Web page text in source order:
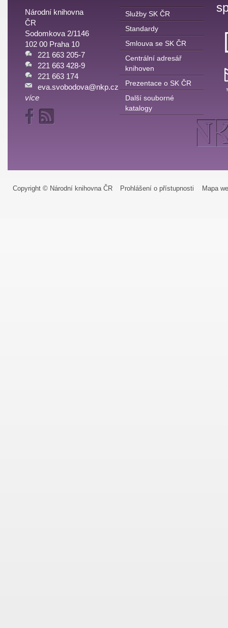
Národní knihovna
ČR
Sodomkova 2/1146
102 00 Praha 10
221 663 205-7
221 663 428-9
221 663 174
eva.svobodova@nkp.cz
více
Služby SK ČR
Standardy
Smlouva se SK ČR
Centrální adresář
knihoven
Prezentace o SK ČR
Další souborné
katalogy
Copyright © Národní knihovna ČR Prohlášení o přístupnosti Mapa